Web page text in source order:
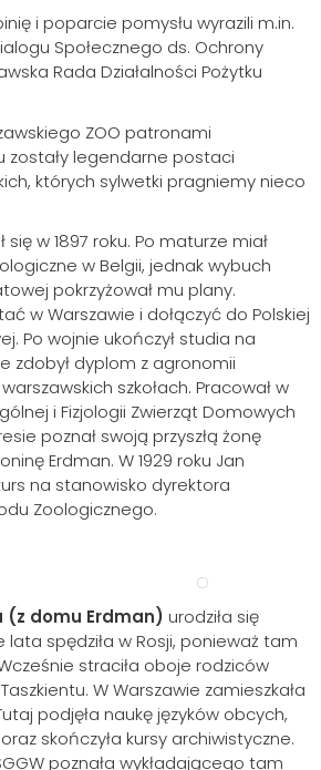
i poparcie pomysłu wyrazili m.in.
Społecznego ds. Ochrony
Rada Działalności Pożytku
ZOO patronami
zostały legendarne postaci
których sylwetki pragniemy nieco
się w 1897 roku. Po maturze miał
w Belgii, jednak wybuch
pokrzyżował mu plany.
w Warszawie i dołączyć do Polskiej
Po wojnie ukończył studia na
zdobył dyplom z agronomii
szkołach. Pracował w
i Fizjologii Zwierząt Domowych
poznał swoją przyszłą żonę
Erdman. W 1929 roku Jan
na stanowisko dyrektora
Zoologicznego.
domu Erdman) urodziła się
lata spędziła w Rosji, ponieważ tam
straciła oboje rodziców
W Warszawie zamieszkała
podjęła naukę języków obcych,
skończyła kursy archiwistyczne.
poznała wykładającego tam